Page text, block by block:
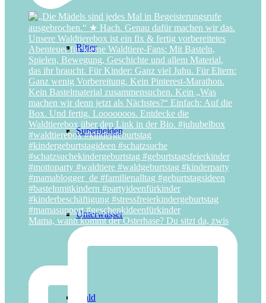
Ritter
Superhelden
Unterwasser
Wald
Mama, wann kommt der Osterhase? Du sitzt da, zwis